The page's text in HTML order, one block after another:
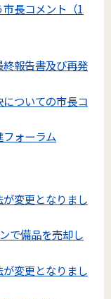
長コメント（1
報告書及び再発
ついての市長コ
ォーラム
変更となりまし
で備品を売却し
変更となりまし